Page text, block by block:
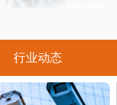
行业动态